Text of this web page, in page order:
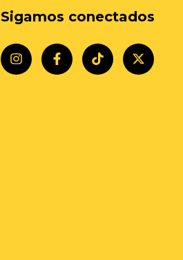
Sigamos conectados